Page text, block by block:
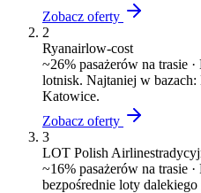
Zobacz oferty
2
Ryanairlow-cost
~26% pasażerów na trasie ·
lotnisk. Najtaniej w
Katowice.
Zobacz oferty
3
LOT Polish Airlines
~16% pasażerów na trasie ·
bezpośrednie loty dalekiego